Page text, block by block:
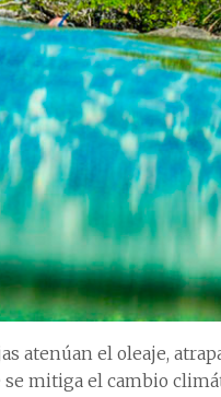
atenúan el oleaje,
se mitiga el cambio